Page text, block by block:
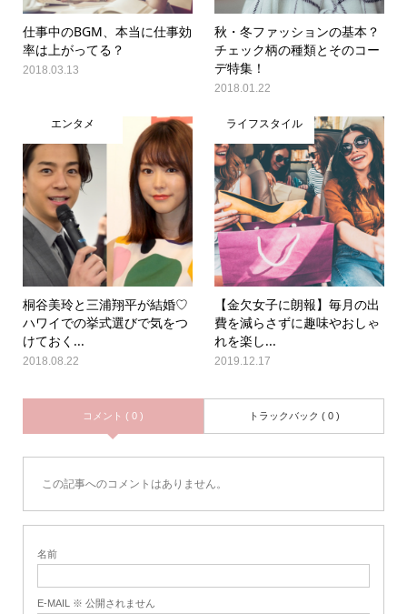
仕事中のBGM、本当に仕事効
率は上がってる？
2018.03.13
秋・冬ファッションの基本？
チェック柄の種類とそのコー
デ特集！
2018.01.22
エンタメ
桐谷美玲と三浦翔平が結婚♡
ハワイでの挙式選びで気をつ
けておく...
2018.08.22
ライフスタイル
【金欠女子に朗報】毎月の出
費を減らさずに趣味やおしゃ
れを楽し...
2019.12.17
コメント ( 0 ) トラックバック ( 0 )
この記事へのコメントはありません。
名前
E-MAIL ※ 公開されません